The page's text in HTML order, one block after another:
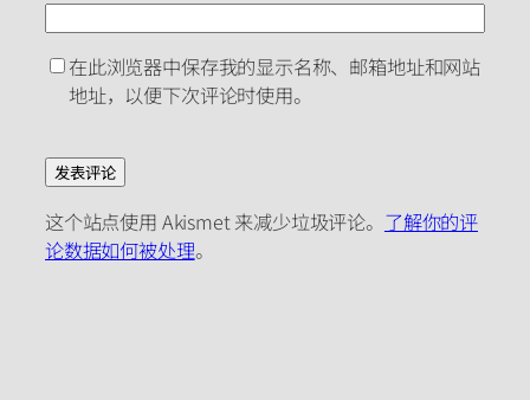
在此浏览器中保存我的显示名称、邮箱地址和网站
地址，以便下次评论时使用。
这个站点使用 Akismet 来减少垃圾评论。 了解你的评
论数据如何被处理。